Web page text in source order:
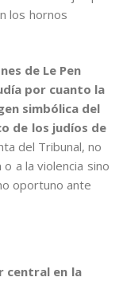
los hornos
de Le Pen
por cuanto la
simbólica del
de los judíos de
del Tribunal, no
a la violencia sino
oportuno ante
central en la